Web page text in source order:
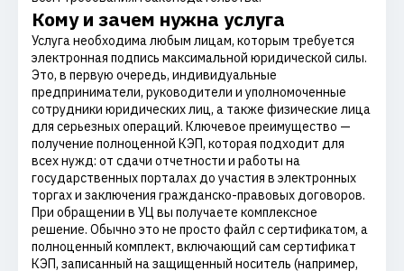
Кому и зачем нужна услуга
Услуга необходима любым лицам, которым требуется
электронная подпись максимальной юридической силы.
Это, в первую очередь, индивидуальные
предприниматели, руководители и уполномоченные
сотрудники юридических лиц, а также физические лица
для серьезных операций. Ключевое преимущество —
получение полноценной КЭП, которая подходит для
всех нужд: от сдачи отчетности и работы на
государственных порталах до участия в электронных
торгах и заключения гражданско-правовых договоров.
При обращении в УЦ вы получаете комплексное
решение. Обычно это не просто файл с сертификатом, а
полноценный комплект, включающий сам сертификат
КЭП, записанный на защищенный носитель (например,